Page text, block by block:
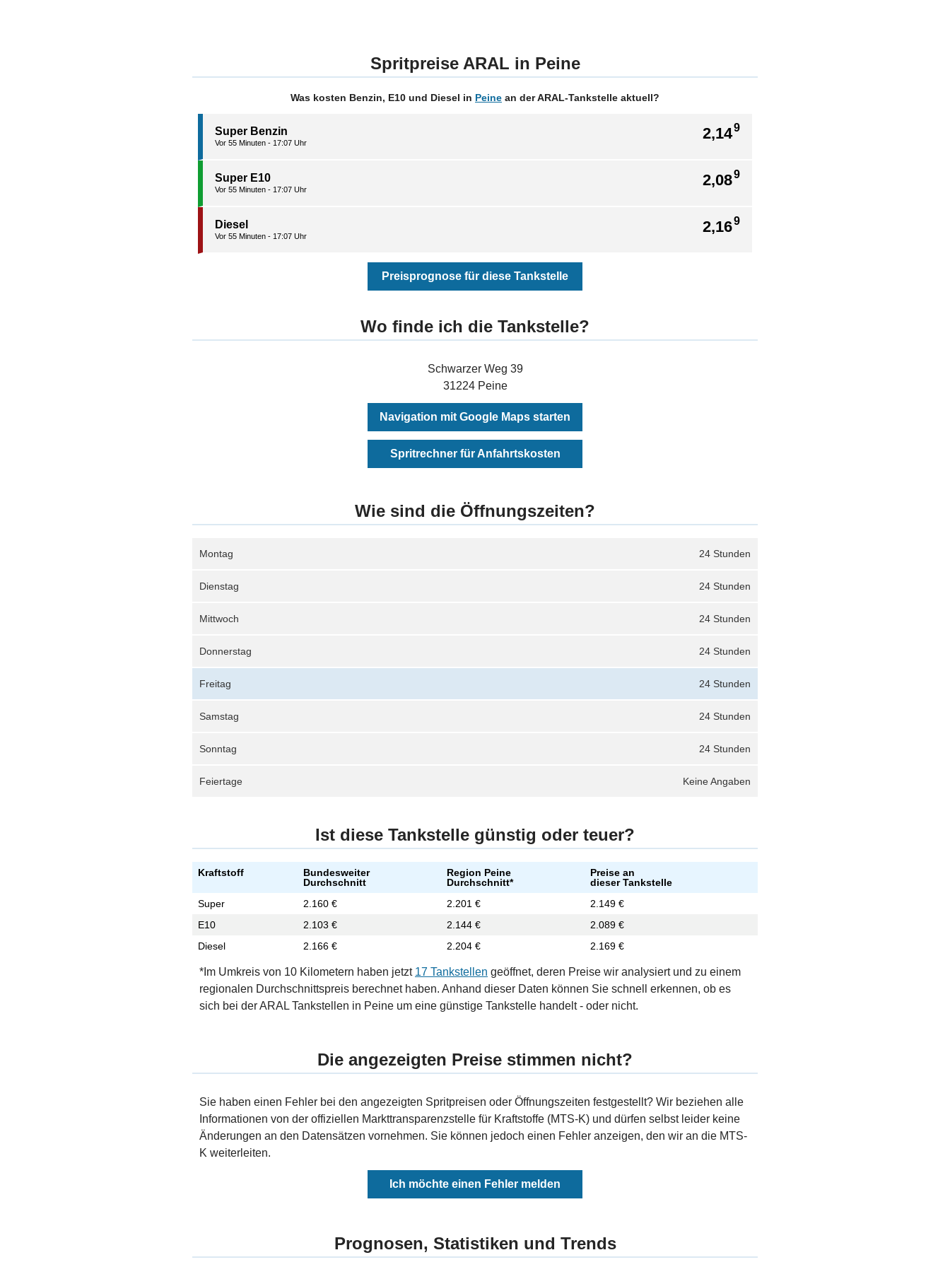
Spritpreise ARAL in Peine
Was kosten Benzin, E10 und Diesel in Peine an der ARAL-Tankstelle aktuell?
2,149
Super Benzin
Vor 55 Minuten - 17:07 Uhr
2,089
Super E10
Vor 55 Minuten - 17:07 Uhr
2,169
Diesel
Vor 55 Minuten - 17:07 Uhr
Preisprognose für diese Tankstelle
Wo finde ich die Tankstelle?
Schwarzer Weg 39
31224 Peine
Navigation mit Google Maps starten
Spritrechner für Anfahrtskosten
Wie sind die Öffnungszeiten?
24 Stunden
Montag
24 Stunden
Dienstag
24 Stunden
Mittwoch
24 Stunden
Donnerstag
24 Stunden
Freitag
24 Stunden
Samstag
24 Stunden
Sonntag
Keine Angaben
Feiertage
Ist diese Tankstelle günstig oder teuer?
Kraftstoff
Bundesweiter
Durchschnitt
Region Peine
Durchschnitt*
Preise an
dieser Tankstelle
Super
2.160 € 2.201 €
2.149 €
E10
2.103 € 2.144 €
2.089 €
Diesel
2.166 € 2.204 € 2.169 €
*Im Umkreis von 10 Kilometern haben jetzt 17 Tankstellen geöffnet, deren Preise wir analysiert und zu einem
regionalen Durchschnittspreis berechnet haben. Anhand dieser Daten können Sie schnell erkennen, ob es
sich bei der ARAL Tankstellen in Peine um eine günstige Tankstelle handelt - oder nicht.
Die angezeigten Preise stimmen nicht?
Sie haben einen Fehler bei den angezeigten Spritpreisen oder Öffnungszeiten festgestellt? Wir beziehen alle
Informationen von der offiziellen Markttransparenzstelle für Kraftstoffe (MTS-K) und dürfen selbst leider keine
Änderungen an den Datensätzen vornehmen. Sie können jedoch einen Fehler anzeigen, den wir an die MTS-
K weiterleiten.
Ich möchte einen Fehler melden
Prognosen, Statistiken und Trends